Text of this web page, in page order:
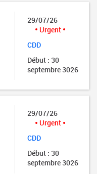
29/07/26
Urgent
CDD
Début : 30
septembre 3026
29/07/26
Urgent
CDD
Début : 30
septembre 3026